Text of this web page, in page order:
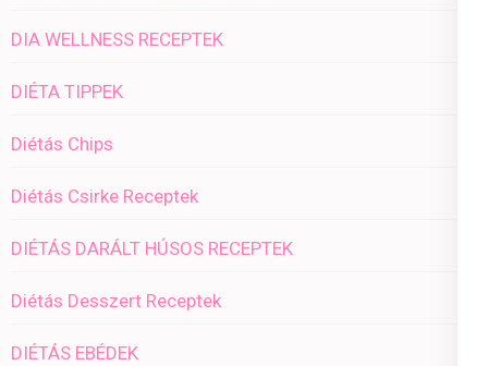
DIA WELLNESS RECEPTEK
DIÉTA TIPPEK
Diétás Chips
Diétás Csirke Receptek
DIÉTÁS DARÁLT HÚSOS RECEPTEK
Diétás Desszert Receptek
DIÉTÁS EBÉDEK